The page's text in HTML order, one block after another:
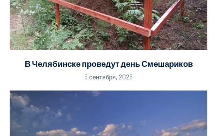
В Челябинске проведут день Смешариков
5 сентября, 2025